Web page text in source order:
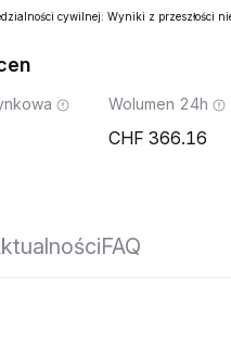
cywilnej: Wyniki z przeszłości
Wolumen 24h
366.16
FAQ